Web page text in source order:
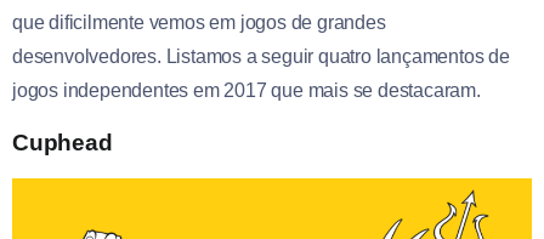
que dificilmente vemos em jogos de grandes
desenvolvedores. Listamos a seguir quatro lançamentos de
jogos independentes em 2017 que mais se destacaram.
Cuphead